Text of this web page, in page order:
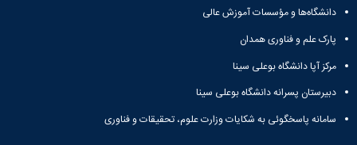
معظم
رهبری
تماس
دانشگاه
روابط
عمومی
آدرس
آموزش
سایر
تقویم
آموزشی
نظامنامه
آموزش
آزمایشگاه
باستان
شناسی
هوش
ربات
بینایی
و
حسابداری
رزن
صنایع
غذایی
بهار
آموزش
زمین
چمن
سالن‌های
تفریحی-
سیاحتی
باغ
دانشگاه
دانشگاه
دانشگاه‌ها و مؤسسات آموزش عالی
پارک علم و فناوری همدان
مرکز آپا دانشگاه بوعلی سینا
دبیرستان پسرانه دانشگاه بوعلی سینا
سامانه پاسخگوئی به شکایات وزارت علوم، تحقیقات و فناوری